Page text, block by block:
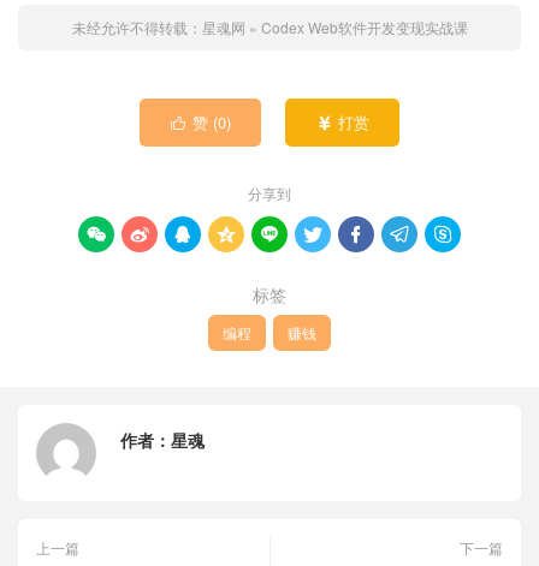
未经允许不得转载： 星魂网 » Codex Web软件开发变现实战课
 赞 (0)  打赏
分享到
        
标签
编程 赚钱
作者： 星魂
上一篇
下一篇